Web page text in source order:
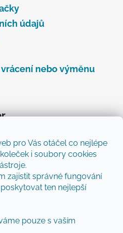
pro Vás otáčel co nejlépe
i soubory cookies
zajistit správné fungování
ten nejlepší
pouze s vaším
údajů
nebo výměnu
budeme zasílat informace
e-shopu.
budeme zasílat ty nejlepší
spodmínkami